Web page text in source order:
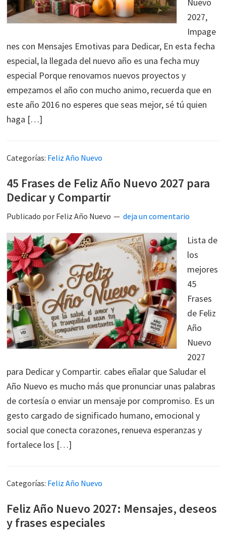
2027,
Impage
nes con Mensajes Emotivas para Dedicar, En esta fecha
especial, la llegada del nuevo año es una fecha muy
especial Porque renovamos nuevos proyectos y
empezamos el año con mucho animo, recuerda que en
este año 2016 no esperes que seas mejor, sé tú quien
haga […]
Categorías: Feliz Año Nuevo
45 Frases de Feliz Año Nuevo 2027 para
Dedicar y Compartir
Publicado por Feliz Año Nuevo deja un comentario
Lista de
los
mejores
45
Frases
de Feliz
Año
Nuevo
2027
para Dedicar y Compartir. cabes eñalar que Saludar el
Año Nuevo es mucho más que pronunciar unas palabras
de cortesía o enviar un mensaje por compromiso. Es un
gesto cargado de significado humano, emocional y
social que conecta corazones, renueva esperanzas y
fortalece los […]
Categorías: Feliz Año Nuevo
Feliz Año Nuevo 2027: Mensajes, deseos
y frases especiales